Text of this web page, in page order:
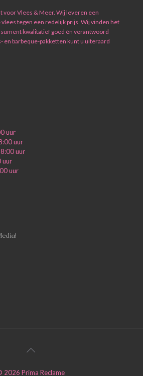
voor Vlees & Meer. Wij leveren een
tegen een redelijk prijs. Wij vinden het
kwalitatief goed én verantwoord
en barbeque-pakketten kunt u uiteraard
uur
uur
uur
uur
uur
2026 Prima Reclame